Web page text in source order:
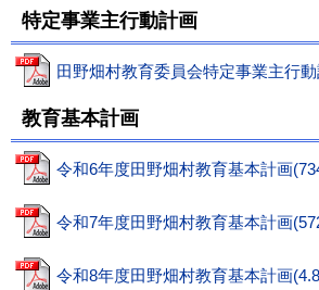
特定事業主行動計画
田野畑村教育委員会特定事業主行
教育基本計画
令和6年度田野畑村教育基本計画
令和7年度田野畑村教育基本計画
令和8年度田野畑村教育基本計画